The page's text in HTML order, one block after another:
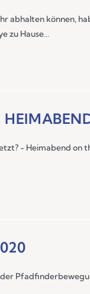
abhalten können,
zu Hause…
- Heimabend